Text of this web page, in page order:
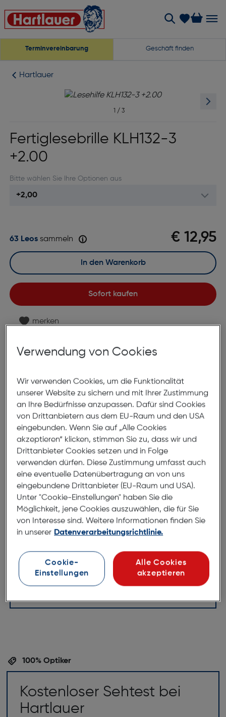
Terminvereinbarung Geschäft finden
Hartlauer
1 / 3
Fertiglesebrille KLH132-3
+2.00
Bitte wählen Sie Ihre Optionen aus
€ 12,95
63 Leossammeln
Sofort kaufen
In den Warenkorb
merken
Nach Hause liefern
Produktbeschreibung
Fertiglesebrille KLH132-3 +2.00
ArtNr.: 890638516
Diese leichte Lesehilfe ist die perfekte Ergänzung für
jeden, der einen stilvollen und praktischen Begleiter
sucht. Mit den langen Spangenbügeln kann die Brille
bequem um den Hals gehängt werden, während sie
gleichzeitig einen perfekten Sitz gewährleisten. Kein
Verrutschen oder Drücken mehr - diese Lesehilfe
bietet optimalen Tragekomfort. Egal ob im Büro,
garantiert immer eine klare Sicht und ein
ansprechendes Erscheinungsbild. Es war noch nie so
einfach, stilvoll und praktisch zu sein.
100% Optiker
Kostenloser Sehtest bei
Hartlauer
Verwendung von Cookies
Wir verwenden Cookies, um die Funktionalität
unserer Website zu sichern und mit Ihrer Zustimmung
an Ihre Bedürfnisse anzupassen. Dafür sind Cookies
von Drittanbietern aus dem EU-Raum und den USA
eingebunden. Wenn Sie auf „Alle Cookies
akzeptieren“ klicken, stimmen Sie zu, dass wir und
Drittanbieter Cookies setzen und in Folge
verwenden dürfen. Diese Zustimmung umfasst auch
eine eventuelle Datenübertragung an von uns
eingebundene Drittanbieter (EU-Raum und USA).
Unter "Cookie-Einstellungen" haben Sie die
Möglichkeit, jene Cookies auszuwählen, die für Sie
von Interesse sind. Weitere Informationen finden Sie
in unserer Datenverarbeitungsrichtlinie.
Cookie-
Einstellungen
Alle Cookies
akzeptieren